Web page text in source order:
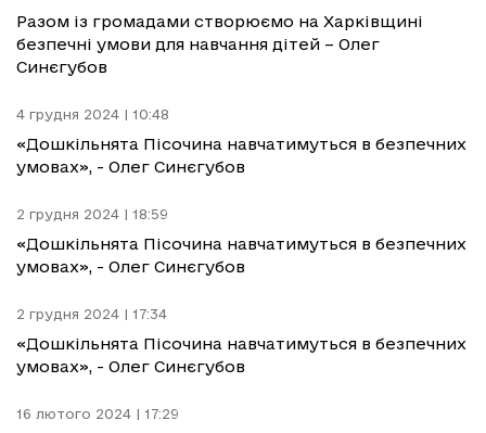
Разом із громадами створюємо на Харківщині
безпечні умови для навчання дітей – Олег
Синєгубов
4 грудня 2024 | 10:48
«Дошкільнята Пісочина навчатимуться в безпечних
умовах», - Олег Синєгубов
2 грудня 2024 | 18:59
«Дошкільнята Пісочина навчатимуться в безпечних
умовах», - Олег Синєгубов
2 грудня 2024 | 17:34
«Дошкільнята Пісочина навчатимуться в безпечних
умовах», - Олег Синєгубов
16 лютого 2024 | 17:29